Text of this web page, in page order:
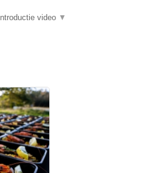
Introductie video ▼